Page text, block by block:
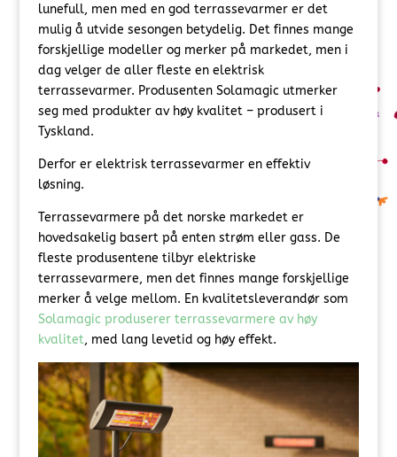
lunefull, men med en god terrassevarmer er det
mulig å utvide sesongen betydelig. Det finnes mange
forskjellige modeller og merker på markedet, men i
dag velger de aller fleste en elektrisk
terrassevarmer. Produsenten Solamagic utmerker
seg med produkter av høy kvalitet – produsert i
Tyskland.
Derfor er elektrisk terrassevarmer en effektiv
løsning.
Terrassevarmere på det norske markedet er
hovedsakelig basert på enten strøm eller gass. De
fleste produsentene tilbyr elektriske
terrassevarmere, men det finnes mange forskjellige
merker å velge mellom. En kvalitetsleverandør som
Solamagic produserer terrassevarmere av høy
kvalitet, med lang levetid og høy effekt.